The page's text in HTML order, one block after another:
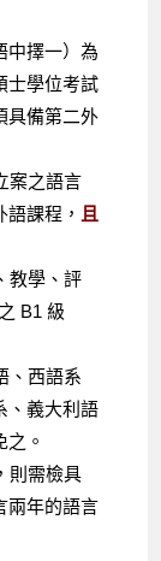
中擇一）為
士學位考試
具備第二外
案之語言
課程， 且
教學、評
B1 級
、西語系
、義大利語
。
則需檢具
兩年的語言